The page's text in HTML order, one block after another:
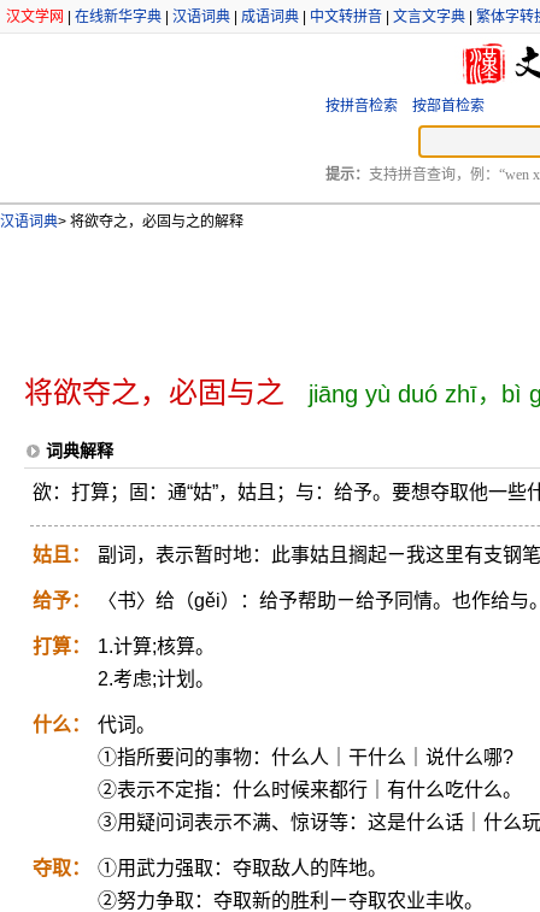
汉文学网 在线新华字典 汉语词典 成语词典 中文转拼音 文言文字典 繁体字转
按拼音检索 按部首检索
提示： 支持拼音查询，例：“wen
汉语词典> 将欲夺之，必固与之的解释
将欲夺之，必固与之 jiāng yù duó zhī，bì
词典解释
欲：打算；固：通“姑”，姑且；与：给予。要想夺取他一些
姑且： 副词，表示暂时地：此事姑且搁起ㄧ我这里有支钢
给予： 〈书〉给（gěi）：给予帮助ㄧ给予同情。也作给与
打算：
1.计算;核算。
2.考虑;计划。
什么：
代词。
①指所要问的事物：什么人｜干什么｜说什么哪?
②表示不定指：什么时候来都行｜有什么吃什么。
③用疑问词表示不满、惊讶等：这是什么话｜什么
夺取：
①用武力强取：夺取敌人的阵地。
②努力争取：夺取新的胜利ㄧ夺取农业丰收。